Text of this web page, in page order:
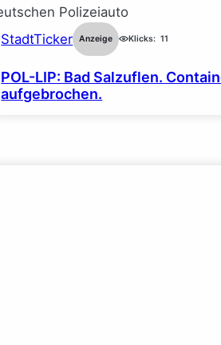
StadtTicker Anzeige Klicks: 11
POL-LIP: Bad Salzuflen.
aufgebrochen.